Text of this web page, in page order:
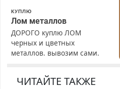
КУПЛЮ
Лом металлов
ДОРОГО куплю ЛОМ
черных и цветных
металлов, вывозим сами.
ЧИТАЙТЕ ТАКЖЕ